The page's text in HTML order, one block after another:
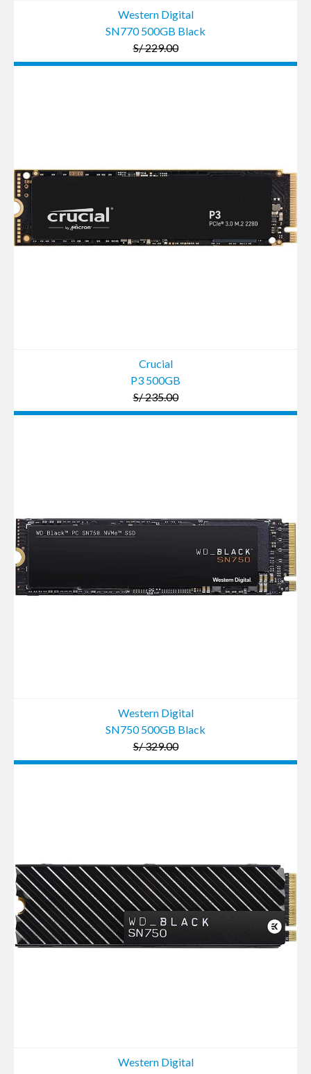
Western Digital
SN770 500GB Black
S/ 229.00
Crucial
P3 500GB
S/ 235.00
Western Digital
SN750 500GB Black
S/ 329.00
Western Digital